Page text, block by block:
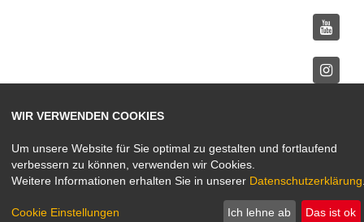
WIR VERWENDEN COOKIES
Um unsere Website für Sie optimal zu gestalten und fortlaufend
verbessern zu können, verwenden wir Cookies.
Weitere Informationen erhalten Sie in unserer Datenschutzerklärung
Cookie Einstellungen Ich lehne ab Das ist ok